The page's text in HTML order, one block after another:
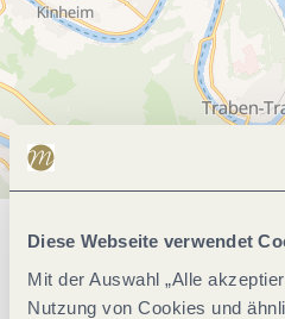
Diese Webseite verwendet
Mit der Auswahl „Alle
Nutzung von Cookies und
Allgemeine